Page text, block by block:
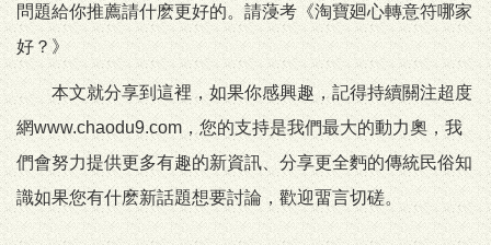
問題給你推薦請什麽更好的。請蓡考《淘寶廻心轉意符哪家
好？》
本文就分享到這裡，如果你感興趣，記得持續關注超度
網www.chaodu9.com，您的支持是我們最大的動力奧，我
們會努力提供更多有趣的新資訊、分享更全麪的傳統民俗知
識如果您有什麽新話題想要討論，歡迎畱言切磋。